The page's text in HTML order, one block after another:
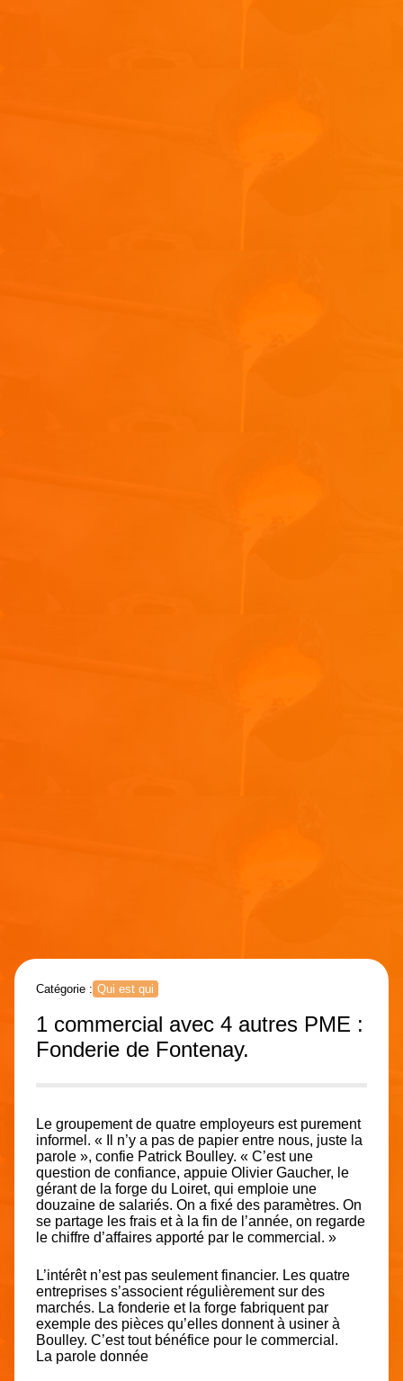
Catégorie : Qui est qui
1 commercial avec 4 autres PME :
Fonderie de Fontenay.
Le groupement de quatre employeurs est purement
informel. « Il n’y a pas de papier entre nous, juste la
parole », confie Patrick Boulley. « C’est une
question de confiance, appuie Olivier Gaucher, le
gérant de la forge du Loiret, qui emploie une
douzaine de salariés. On a fixé des paramètres. On
se partage les frais et à la fin de l’année, on regarde
le chiffre d’affaires apporté par le commercial. »
L’intérêt n’est pas seulement financier. Les quatre
entreprises s’associent régulièrement sur des
marchés. La fonderie et la forge fabriquent par
exemple des pièces qu’elles donnent à usiner à
Boulley. C’est tout bénéfice pour le commercial.
La parole donnée